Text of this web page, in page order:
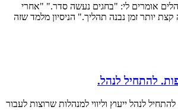
אומרים לי: "בחגים נעשה סדר." "אחרי
יותר זמן נבנה תהליך." הניסיון מלמד שזה
להתחיל לנהל.
לנהל ייעוץ וליווי למנהלות שרוצות לעבור